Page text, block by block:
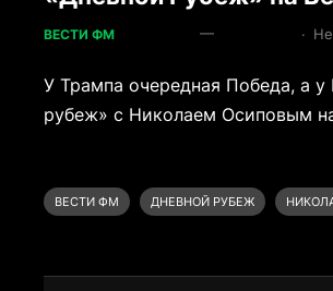
ВЕСТИ ФМ — ·
У Трампа очередная Победа, а
рубеж» с Николаем Осиповым
ВЕСТИ ФМ ДНЕВНОЙ РУБЕЖ